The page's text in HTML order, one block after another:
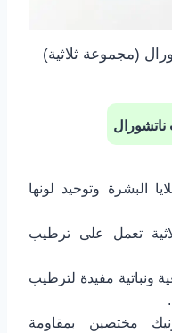
(مجموعة ثلاثية)
البشرة وتوحيد لونها
تعمل على ترطيب
مفيدة لترطيب
مختصين بمقاومة